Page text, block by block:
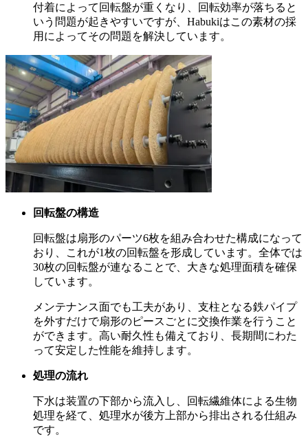
付着によって回転盤が重くなり、回転効率が落ちると
いう問題が起きやすいですが、Habukiはこの素材の採
用によってその問題を解決しています。
回転盤の構造
回転盤は扇形のパーツ6枚を組み合わせた構成になって
おり、これが1枚の回転盤を形成しています。全体では
30枚の回転盤が連なることで、大きな処理面積を確保
しています。
メンテナンス面でも工夫があり、支柱となる鉄パイプ
を外すだけで扇形のピースごとに交換作業を行うこと
ができます。高い耐久性も備えており、長期間にわた
って安定した性能を維持します。
処理の流れ
下水は装置の下部から流入し、回転繊維体による生物
処理を経て、処理水が後方上部から排出される仕組み
です。